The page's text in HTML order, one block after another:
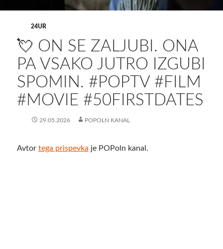
24UR
💘 ON SE ZALJUBI. ONA
PA VSAKO JUTRO IZGUBI
SPOMIN. #POPTV #FILM
#MOVIE #50FIRSTDATES
29.05.2026 POPOLN KANAL
Avtor tega prispevka je POPoln kanal.